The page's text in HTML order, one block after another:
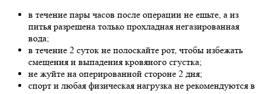
в течение пары часов после операции не ешьте, а из
питья разрешена только прохладная негазированная
вода;
в течение 2 суток не полоскайте рот, чтобы избежать
смещения и выпадения кровяного сгустка;
не жуйте на оперированной стороне 2 дня;
спорт и любая физическая нагрузка не рекомендуются в